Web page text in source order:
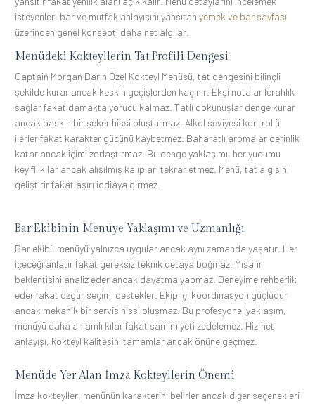
isteyenler, bar ve mutfak anlayışını yansıtan yemek ve bar sayfası
üzerinden genel konsepti daha net algılar.
Menüdeki Kokteyllerin Tat Profili Dengesi
Captain Morgan Barın Özel Kokteyl Menüsü, tat dengesini bilinçli
şekilde kurar ancak keskin geçişlerden kaçınır. Ekşi notalar ferahlık
sağlar fakat damakta yorucu kalmaz. Tatlı dokunuşlar denge kurar
ancak baskın bir şeker hissi oluşturmaz. Alkol seviyesi kontrollü
ilerler fakat karakter gücünü kaybetmez. Baharatlı aromalar derinlik
katar ancak içimi zorlaştırmaz. Bu denge yaklaşımı, her yudumu
keyifli kılar ancak alışılmış kalıpları tekrar etmez. Menü, tat algısını
geliştirir fakat aşırı iddiaya girmez.
Bar Ekibinin Menüye Yaklaşımı ve Uzmanlığı
Bar ekibi, menüyü yalnızca uygular ancak aynı zamanda yaşatır. Her
içeceği anlatır fakat gereksiz teknik detaya boğmaz. Misafir
beklentisini analiz eder ancak dayatma yapmaz. Deneyime rehberlik
eder fakat özgür seçimi destekler. Ekip içi koordinasyon güçlüdür
ancak mekanik bir servis hissi oluşmaz. Bu profesyonel yaklaşım,
menüyü daha anlamlı kılar fakat samimiyeti zedelemez. Hizmet
anlayışı, kokteyl kalitesini tamamlar ancak önüne geçmez.
Menüde Yer Alan İmza Kokteyllerin Önemi
İmza kokteyller, menünün karakterini belirler ancak diğer seçenekleri